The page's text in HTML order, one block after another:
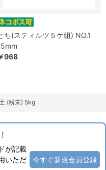
ち(スティルツ５ケ組) NO.1
968
(粉末) 5kg
が記載
いただ
今すぐ新規会員登録